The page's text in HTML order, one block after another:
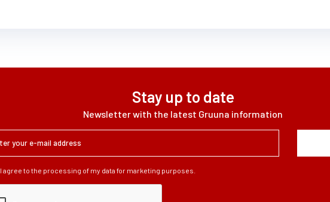
Stay up to date
Newsletter with the latest Gruuna information
I agree to the processing of my data for marketing purposes.